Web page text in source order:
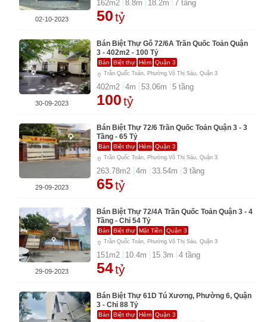
162m2 8.8m 18.2m 7 tầng
50tỷ
02-10-2023
Bán Biệt Thự Gỗ 72/6A Trần Quốc Toản Quận
3 - 402m2 - 100 Tỷ
Bán Biệt thự Hẻm Quận 3
Trần Quốc Toản, Phường.Võ Thị Sáu, Quận 3
402m2 4m 53.06m 5 tầng
100tỷ
30-09-2023
Bán Biệt Thự 72/6 Trần Quốc Toản Quận 3 - 3
Tầng - 65 Tỷ
Bán Biệt thự Hẻm Quận 3
Trần Quốc Toản, Phường.Võ Thị Sáu, Quận 3
263.78m2 4m 33.54m 3 tầng
65tỷ
29-09-2023
Bán Biệt Thự 72/4A Trần Quốc Toản Quận 3 - 4
Tầng - Chỉ 54 Tỷ
Bán Biệt thự Mặt Tiền Quận 3
Trần Quốc Toản, Phường.Võ Thị Sáu, Quận 3
151m2 10.4m 15.3m 4 tầng
54tỷ
29-09-2023
Bán Biệt Thự 61D Tú Xương, Phường 6, Quận
3 - Chỉ 88 Tỷ
Bán Biệt thự Hẻm Quận 3